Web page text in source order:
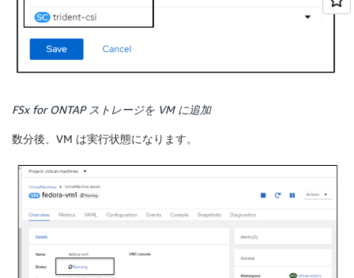
FSx for ONTAP ストレージを VM に追加
数分後、VM は実行状態になります。